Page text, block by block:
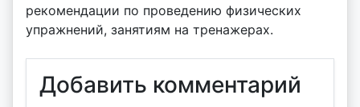
рекомендации по проведению физических
упражнений, занятиям на тренажерах.
Добавить комментарий